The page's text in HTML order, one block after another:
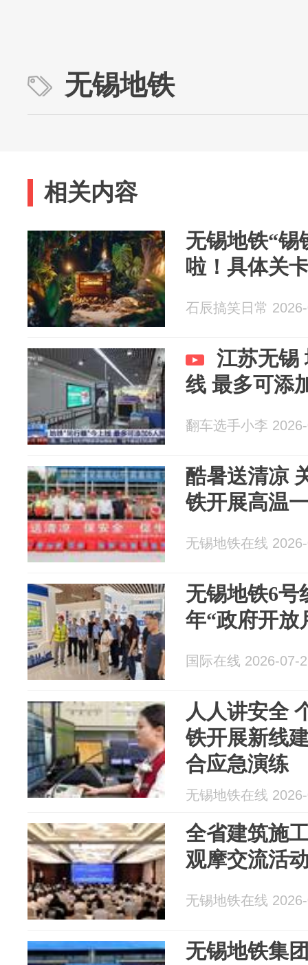
无锡地铁
相关内容
无锡地铁“锡
啦！具体关
石辰搞笑日常
江苏无锡
线 最多可添
翻车选手小李
酷暑送清凉
铁开展高温
无锡地铁在线
无锡地铁6号
年“政府开放
国际在线 2026-07-
人人讲安全
铁开展新线
合应急演练
无锡地铁在线
全省建筑施
观摩交流活
无锡地铁在线
无锡地铁集